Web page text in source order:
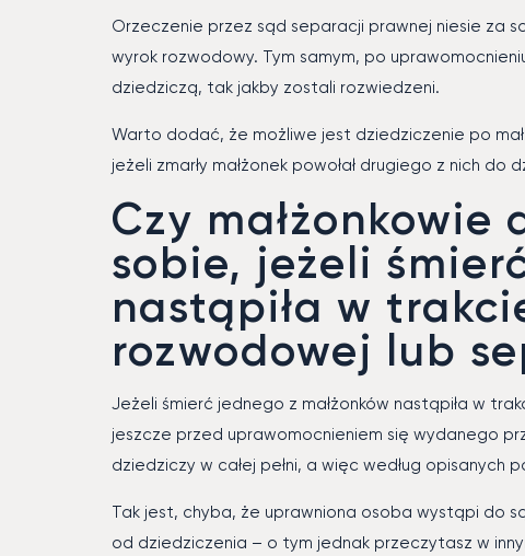
Orzeczenie przez sąd separacji prawnej niesie za
wyrok rozwodowy. Tym samym, po
dziedziczą, tak jakby zostali rozwiedzeni.
Warto dodać, że możliwe jest dziedziczenie po
jeżeli zmarły małżonek powołał drugiego z nich
Czy małżonkowie
sobie, jeżeli
nastąpiła w
rozwodowej lub
Jeżeli śmierć jednego z małżonków nastąpiła w
jeszcze przed uprawomocnieniem się wydanego
dziedziczy w całej pełni, a więc według opisanych
Tak jest, chyba, że uprawniona osoba wystąpi do
od dziedziczenia – o tym jednak przeczytasz w